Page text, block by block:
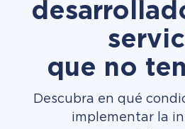
que no
Descubra en qué
implementar la